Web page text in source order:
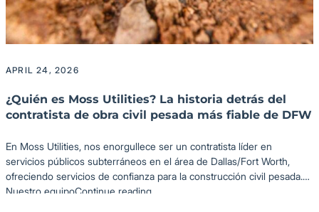
APRIL 24, 2026
¿Quién es Moss Utilities? La historia detrás del
contratista de obra civil pesada más fiable de DFW
En Moss Utilities, nos enorgullece ser un contratista líder en
servicios públicos subterráneos en el área de Dallas/Fort Worth,
ofreciendo servicios de confianza para la construcción civil pesada.
Nuestro equipoContinue reading“¿Quién es Moss Utilities? La
Industria: Oficina